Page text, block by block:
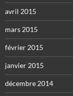
avril 2015
mars 2015
février 2015
janvier 2015
décembre 2014